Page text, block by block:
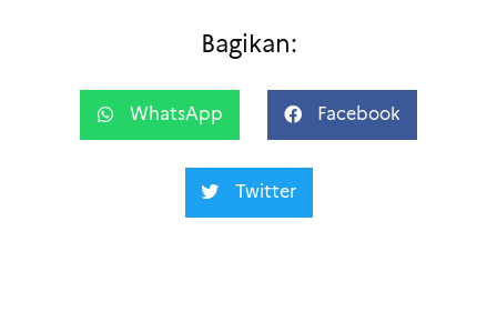
Bagikan:
WhatsApp Facebook
Twitter